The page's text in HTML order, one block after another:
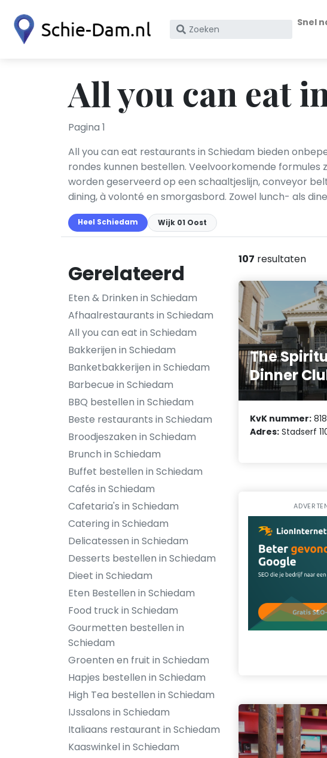
Zoek
KvK
nummer
Snel
All you can eat
Pagina 1
All you can eat restaurants in Schiedam bieden
rondes kunnen bestellen. Veelvoorkomende formules
worden geserveerd op een schaaltjeslijn, conveyor
dining, à volonté en smorgasbord. Zowel lunch- als
Heel Schiedam Wijk 01 Oost
Gerelateerd
Eten & Drinken in Schiedam
Afhaalrestaurants in Schiedam
All you can eat in Schiedam
Bakkerijen in Schiedam
Banketbakkerijen in Schiedam
Barbecue in Schiedam
BBQ bestellen in Schiedam
Beste restaurants in Schiedam
Broodjeszaken in Schiedam
Brunch in Schiedam
Buffet bestellen in Schiedam
Cafés in Schiedam
Cafetaria's in Schiedam
Catering in Schiedam
Delicatessen in Schiedam
Desserts bestellen in Schiedam
Dieet in Schiedam
Eten Bestellen in Schiedam
Food truck in Schiedam
Gourmetten bestellen in
Schiedam
Groenten en fruit in Schiedam
Hapjes bestellen in Schiedam
High Tea bestellen in Schiedam
IJssalons in Schiedam
Italiaans restaurant in Schiedam
Kaaswinkel in Schiedam
107 resultaten
The
Dinner
KvK nummer:
Adres: Stadserf